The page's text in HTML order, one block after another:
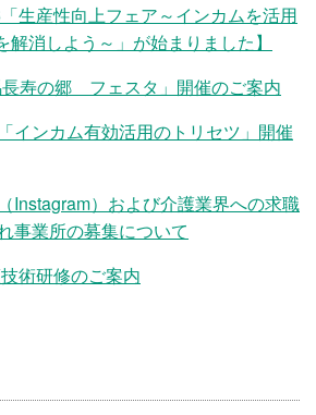
「生産性向上フェア～インカムを活用
解消しよう～」が始まりました】
の郷 フェスタ」開催のご案内
インカム有効活用のトリセツ」開催
Instagram）および介護業界への求職
事業所の募集について
術研修のご案内